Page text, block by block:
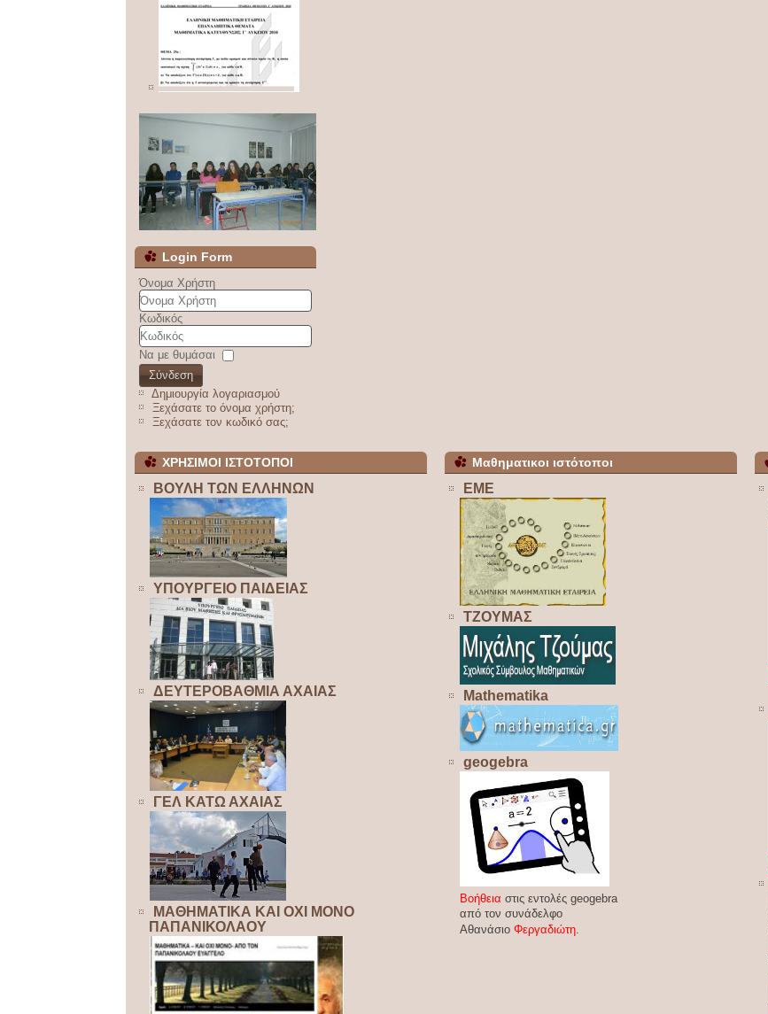
Login Form
Όνομα Χρήστη
Κωδικός
Να με θυμάσαι
Σύνδεση
Δημιουργία λογαριασμού
Ξεχάσατε το όνομα χρήστη;
Ξεχάσατε τον κωδικό σας;
ΧΡΗΣΙΜΟΙ ΙΣΤΟΤΟΠΟΙ
ΒΟΥΛΗ ΤΩΝ ΕΛΛΗΝΩΝ
ΥΠΟΥΡΓΕΙΟ ΠΑΙΔΕΙΑΣ
ΔΕΥΤΕΡΟΒΑΘΜΙΑ ΑΧΑΙΑΣ
ΓΕΛ ΚΑΤΩ ΑΧΑΙΑΣ
ΜΑΘΗΜΑΤΙΚΑ ΚΑΙ ΟΧΙ ΜΟΝΟ
ΠΑΠΑΝΙΚΟΛΑΟΥ
Μαθηματικοι ιστότοποι
ΕΜΕ
ΤΖΟΥΜΑΣ
Mathematika
geogebra
Βοήθεια στις εντολές geogebra
από τον συνάδελφο
Αθανάσιο Φεργαδιώτη.